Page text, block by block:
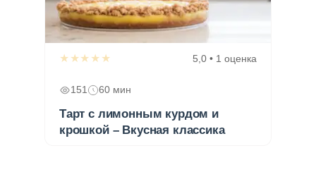
★★★★★ 5,0 • 1 оценка
151 60 мин
Тарт с лимонным курдом и
крошкой – Вкусная классика